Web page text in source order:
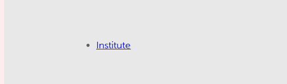
Institute